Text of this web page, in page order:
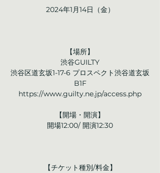
2024年1月14日（金）
【場所】
渋谷GUILTY
渋谷区道玄坂1-17-6 プロスペクト渋谷道玄坂
B1F
https://www.guilty.ne.jp/access.php
【開場・開演】
開場12:00/ 開演12:30
【チケット種別/料金】